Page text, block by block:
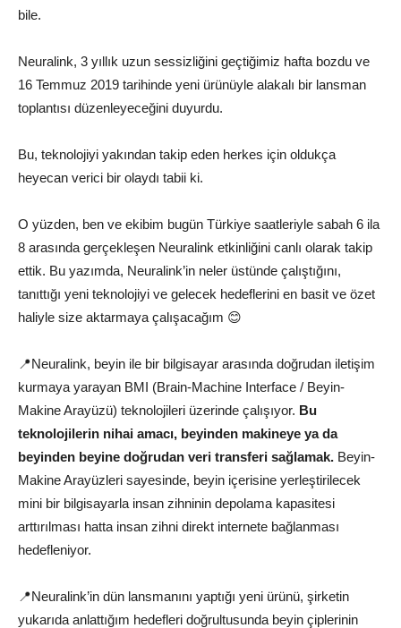
bile.
Neuralink, 3 yıllık uzun sessizliğini geçtiğimiz hafta bozdu ve
16 Temmuz 2019 tarihinde yeni ürünüyle alakalı bir lansman
toplantısı düzenleyeceğini duyurdu.
Bu, teknolojiyi yakından takip eden herkes için oldukça
heyecan verici bir olaydı tabii ki.
O yüzden, ben ve ekibim bugün Türkiye saatleriyle sabah 6 ila
8 arasında gerçekleşen Neuralink etkinliğini canlı olarak takip
ettik. Bu yazımda, Neuralink’in neler üstünde çalıştığını,
tanıttığı yeni teknolojiyi ve gelecek hedeflerini en basit ve özet
haliyle size aktarmaya çalışacağım 😊
📍Neuralink, beyin ile bir bilgisayar arasında doğrudan iletişim
kurmaya yarayan BMI (Brain-Machine Interface / Beyin-
Makine Arayüzü) teknolojileri üzerinde çalışıyor. Bu
teknolojilerin nihai amacı, beyinden makineye ya da
beyinden beyine doğrudan veri transferi sağlamak. Beyin-
Makine Arayüzleri sayesinde, beyin içerisine yerleştirilecek
mini bir bilgisayarla insan zihninin depolama kapasitesi
arttırılması hatta insan zihni direkt internete bağlanması
hedefleniyor.
📍Neuralink’in dün lansmanını yaptığı yeni ürünü, şirketin
yukarıda anlattığım hedefleri doğrultusunda beyin çiplerinin